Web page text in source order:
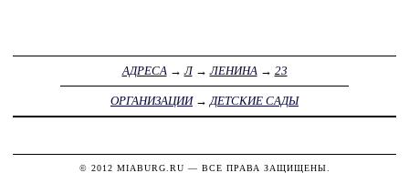
АДРЕСА→Л→ЛЕНИНА→ 23
ОРГАНИЗАЦИИ→ДЕТСКИЕ САДЫ
© 2012 MIABURG.RU — ВСЕ ПРАВА ЗАЩИЩЕНЫ.